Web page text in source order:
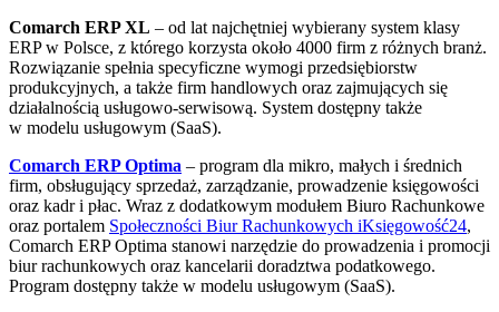
Comarch ERP XL – od lat najchętniej wybierany system klasy
ERP w Polsce, z którego korzysta około 4000 firm z różnych branż.
Rozwiązanie spełnia specyficzne wymogi przedsiębiorstw
produkcyjnych, a także firm handlowych oraz zajmujących się
działalnością usługowo-serwisową. System dostępny także
w modelu usługowym (SaaS).
Comarch ERP Optima – program dla mikro, małych i średnich
firm, obsługujący sprzedaż, zarządzanie, prowadzenie księgowości
oraz kadr i płac. Wraz z dodatkowym modułem Biuro Rachunkowe
oraz portalem Społeczności Biur Rachunkowych iKsięgowość24,
Comarch ERP Optima stanowi narzędzie do prowadzenia i promocji
biur rachunkowych oraz kancelarii doradztwa podatkowego.
Program dostępny także w modelu usługowym (SaaS).